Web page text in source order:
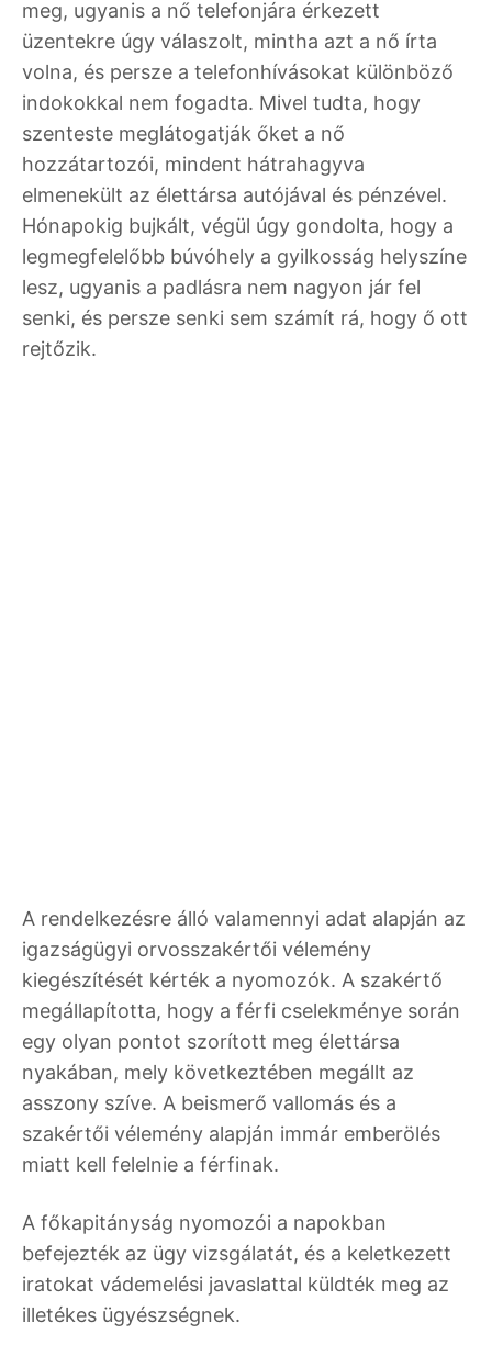
meg, ugyanis a nő telefonjára érkezett
üzentekre úgy válaszolt, mintha azt a nő írta
volna, és persze a telefonhívásokat különböző
indokokkal nem fogadta. Mivel tudta, hogy
szenteste meglátogatják őket a nő
hozzátartozói, mindent hátrahagyva
elmenekült az élettársa autójával és pénzével.
Hónapokig bujkált, végül úgy gondolta, hogy a
legmegfelelőbb búvóhely a gyilkosság helyszíne
lesz, ugyanis a padlásra nem nagyon jár fel
senki, és persze senki sem számít rá, hogy ő ott
rejtőzik.
A rendelkezésre álló valamennyi adat alapján az
igazságügyi orvosszakértői vélemény
kiegészítését kérték a nyomozók. A szakértő
megállapította, hogy a férfi cselekménye során
egy olyan pontot szorított meg élettársa
nyakában, mely következtében megállt az
asszony szíve. A beismerő vallomás és a
szakértői vélemény alapján immár emberölés
miatt kell felelnie a férfinak.
A főkapitányság nyomozói a napokban
befejezték az ügy vizsgálatát, és a keletkezett
iratokat vádemelési javaslattal küldték meg az
illetékes ügyészségnek.